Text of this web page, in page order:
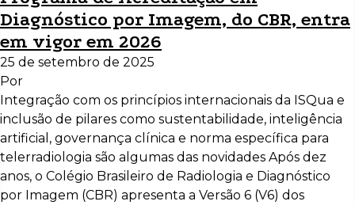
Diagnóstico por Imagem, do CBR, entra
em vigor em 2026
25 de setembro de 2025
Por
Integração com os princípios internacionais da ISQua e
inclusão de pilares como sustentabilidade, inteligência
artificial, governança clínica e norma específica para
telerradiologia são algumas das novidades Após dez
anos, o Colégio Brasileiro de Radiologia e Diagnóstico
por Imagem (CBR) apresenta a Versão 6 (V6) dos